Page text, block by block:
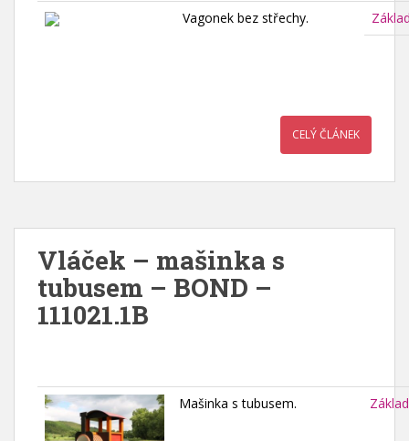
Vagonek bez střechy.
CELÝ ČLÁNEK
Vláček – mašinka s
tubusem – BOND –
111021.1B
Mašinka s tubusem.